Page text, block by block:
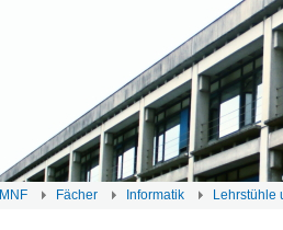
MNF Fächer Informatik Lehrstühle